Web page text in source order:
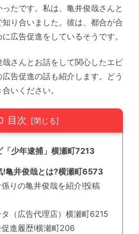
たです。私は、亀井俊哉さんと
り合いました。彼は、都合が合
広告促進をしているそうです。
さんとお話をして関心したエピ
告促進の話も紹介します。どう
いください。
目次
「少年逮捕」横瀬町7213
!亀井俊哉とは?横瀬町6573
りの亀井俊哉を紹介!投稿
（広告代理店）横瀬町6215
進履歴!横瀬町206